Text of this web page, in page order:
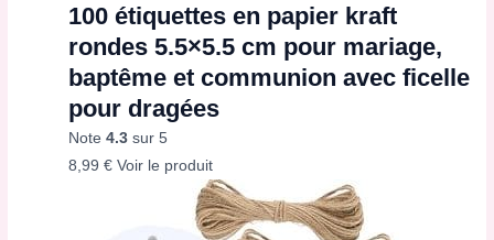
100 étiquettes en papier kraft
rondes 5.5×5.5 cm pour mariage,
baptême et communion avec ficelle
pour dragées
Note4.3 sur 5
8,99€ Voir le produit